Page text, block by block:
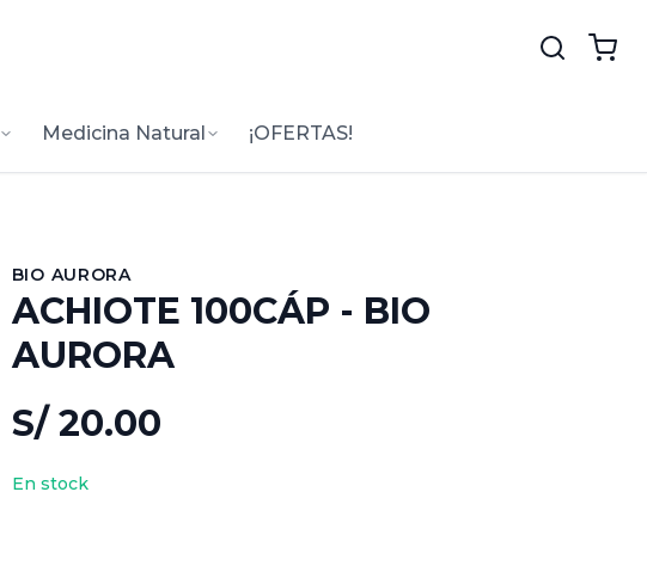
Medicina Natural ¡OFERTAS!
BIO AURORA
ACHIOTE 100CÁP - BIO
AURORA
S/ 20.00
En stock